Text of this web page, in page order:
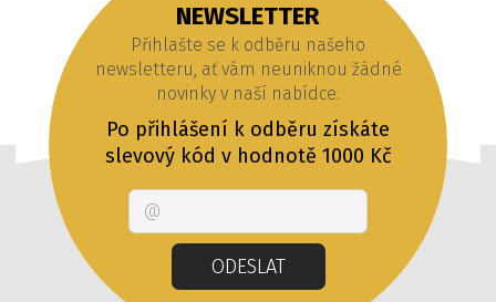
NEWSLETTER
Přihlašte se k odběru našeho
newsletteru, ať vám neuniknou žádné
novinky v naší nabídce.
Po přihlášení k odběru získáte
slevový kód v hodnotě 1000 Kč
ODESLAT